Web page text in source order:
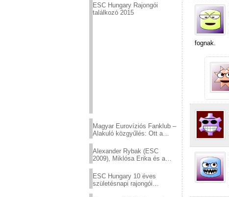
ESC Hungary Rajongói
találkozó 2015
Magyar Eurovíziós Fanklub –
Alakuló közgyűlés: Ott a
Alexander Rybak (ESC
2009), Miklósa Erika és a
sztárjai a Margitszigeten
ESC Hungary 10 éves
születésnapi rajongói
fognak.